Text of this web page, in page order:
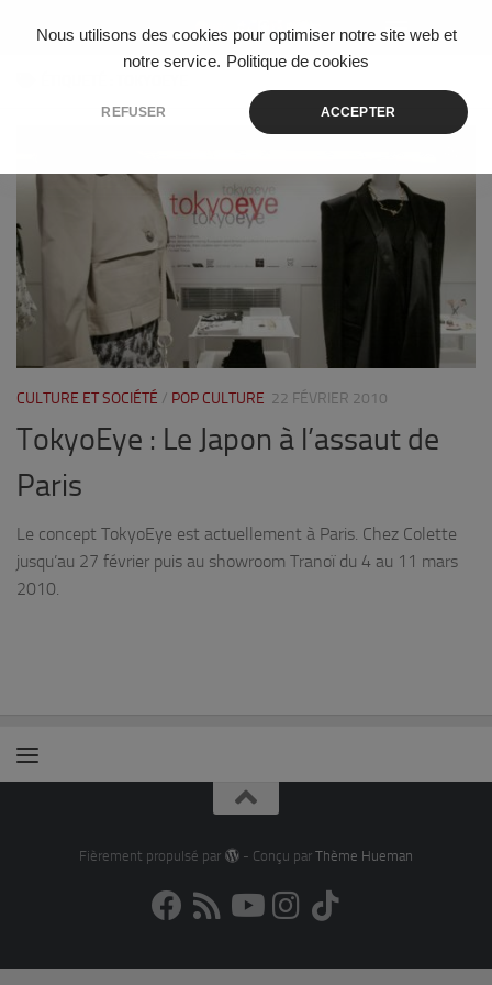
Nous utilisons des cookies pour optimiser notre site web et
notre service. Politique de cookies
REFUSER ACCEPTER
Skip to content
CULTURE ET SOCIÉTÉ / POP CULTURE 22 FÉVRIER 2010
TokyoEye : Le Japon à l’assaut de
Paris
Le concept TokyoEye est actuellement à Paris. Chez Colette
jusqu’au 27 février puis au showroom Tranoï du 4 au 11 mars
2010.
Fièrement propulsé par - Conçu par Thème Hueman